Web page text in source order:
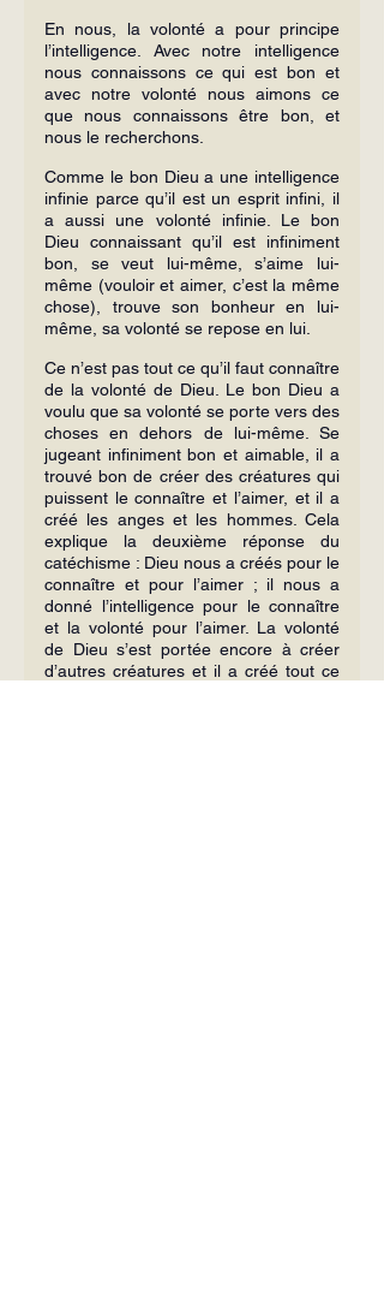
En nous, la volonté a pour principe
l’intelligence. Avec notre intelligence
nous connaissons ce qui est bon et
avec notre volonté nous aimons ce
que nous connaissons être bon, et
nous le recherchons.
Comme le bon Dieu a une intelligence
infinie parce qu’il est un esprit infini, il
a aussi une volonté infinie. Le bon
Dieu connaissant qu’il est infiniment
bon, se veut lui-même, s’aime lui-
même (vouloir et aimer, c’est la même
chose), trouve son bonheur en lui-
même, sa volonté se repose en lui.
Ce n’est pas tout ce qu’il faut connaître
de la volonté de Dieu. Le bon Dieu a
voulu que sa volonté se porte vers des
choses en dehors de lui-même. Se
jugeant infiniment bon et aimable, il a
trouvé bon de créer des créatures qui
puissent le connaître et l’aimer, et il a
créé les anges et les hommes. Cela
explique la deuxième réponse du
catéchisme : Dieu nous a créés pour le
connaître et pour l’aimer ; il nous a
donné l’intelligence pour le connaître
et la volonté pour l’aimer. La volonté
de Dieu s’est portée encore à créer
d’autres créatures et il a créé tout ce